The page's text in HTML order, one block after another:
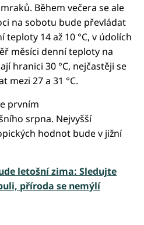
Během večera se ale
na sobotu bude převládat
teploty 14 až 10 °C, v údolích
měsíci denní teploty na
hranici 30 °C, nejčastěji se
mezi 27 a 31 °C.
prvním
srpna. Nejvyšší
hodnot bude v jižní
letošní zima: Sledujte
příroda se nemýlí